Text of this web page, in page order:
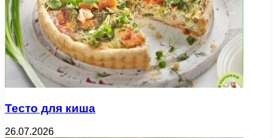
Тесто для киша
26.07.2026